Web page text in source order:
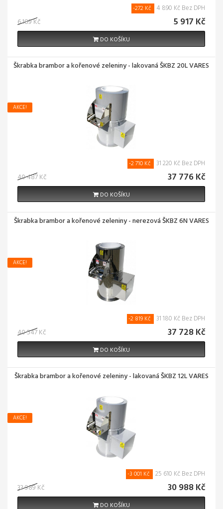
6 189 Kč
-272 Kč 4 890 Kč Bez DPH
5 917 Kč
DO KOŠÍKU
Škrabka brambor a kořenové zeleniny - lakovaná ŠKBZ 20L VARES
AKCE!
40 487 Kč
-2 710 Kč 31 220 Kč Bez DPH
37 776 Kč
DO KOŠÍKU
Škrabka brambor a kořenové zeleniny - nerezová ŠKBZ 6N VARES
AKCE!
40 547 Kč
-2 819 Kč 31 180 Kč Bez DPH
37 728 Kč
DO KOŠÍKU
Škrabka brambor a kořenové zeleniny - lakovaná ŠKBZ 12L VARES
AKCE!
33 989 Kč
-3 001 Kč 25 610 Kč Bez DPH
30 988 Kč
DO KOŠÍKU